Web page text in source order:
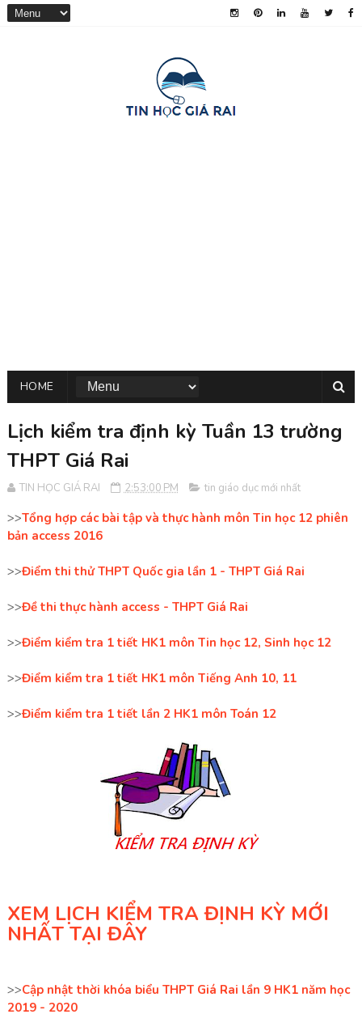
HOME
Lịch kiểm tra định kỳ Tuần 13 trường
THPT Giá Rai
TIN HỌC GIÁ RAI 2:53:00 PM tin giáo dục mới nhất
>>Tổng hợp các bài tập và thực hành môn Tin học 12 phiên
bản access 2016
>>Điểm thi thử THPT Quốc gia lần 1 - THPT Giá Rai
>>Đề thi thực hành access - THPT Giá Rai
>>Điểm kiểm tra 1 tiết HK1 môn Tin học 12, Sinh học 12
>>Điểm kiểm tra 1 tiết HK1 môn Tiếng Anh 10, 11
>>Điểm kiểm tra 1 tiết lần 2 HK1 môn Toán 12
XEM LỊCH KIỂM TRA ĐỊNH KỲ MỚI
NHẤT TẠI ĐÂY
>>Cập nhật thời khóa biểu THPT Giá Rai lần 9 HK1 năm học
2019 - 2020